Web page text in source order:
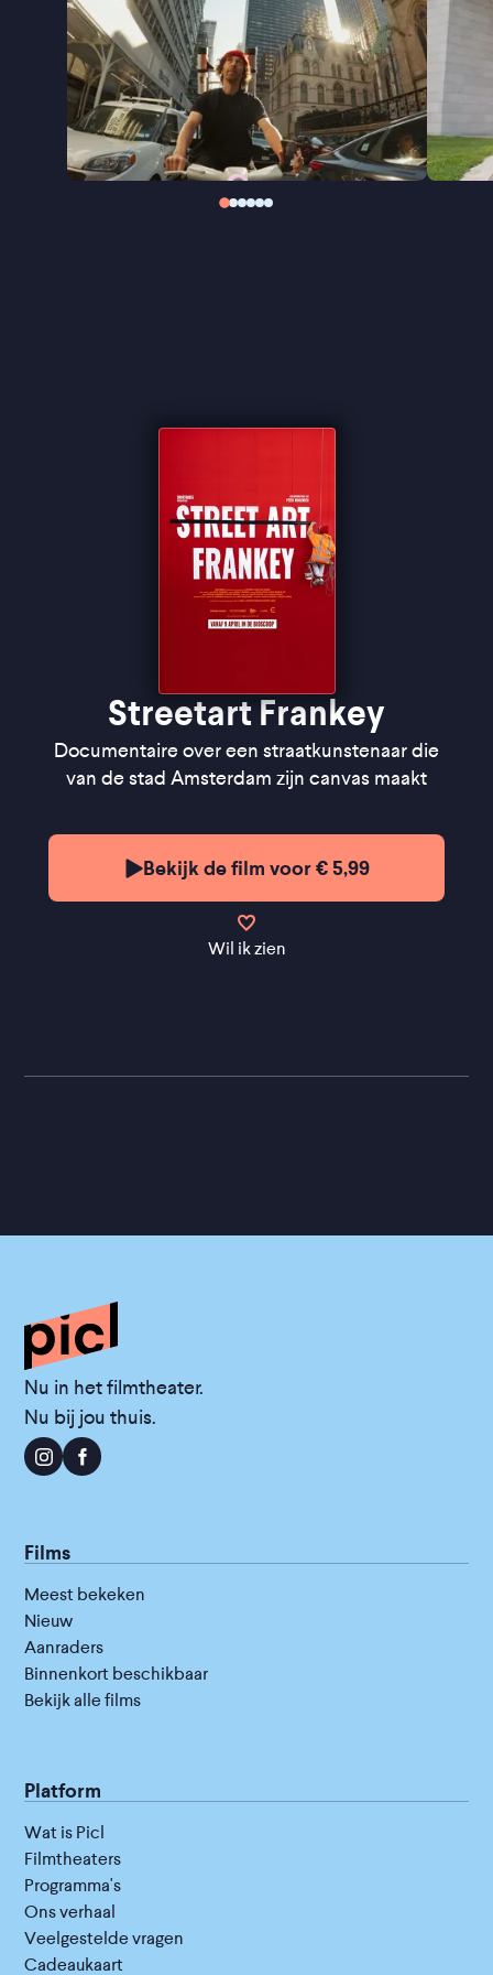
eigenzinnig kunstenaarschap uit Amsterdam. In
Streetart Frankeyvolgt hij Frankey tussen
Amsterdam en New York, tussen straat en
museum, en tussen grap en maatschappelijk
statement. Een energiek portret van een
kunstenaar die bewijst dat een klein kunstwerk
soms genoeg is om je perspectief te veranderen.
Streetart Frankey
Documentaire over een straatkunstenaar die
van de stad Amsterdam zijn canvas maakt
Bekijk de film voor € 5,99
Wil ik zien
Nu in het filmtheater.
Nu bij jou thuis.
Films
Meest bekeken
Nieuw
Aanraders
Binnenkort beschikbaar
Bekijk alle films
Platform
Wat is Picl
Filmtheaters
Programma's
Ons verhaal
Veelgestelde vragen
Cadeaukaart